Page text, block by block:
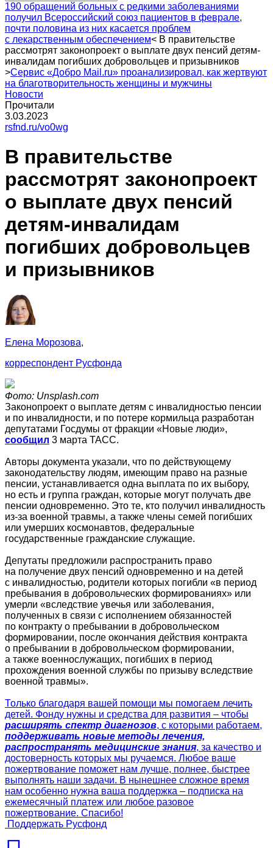
190 обращений больных с редкими заболеваниями
получил Всероссийский союз пациентов в феврале,
почти половина из них касается проблем
с лекарственным обеспечением< В правительстве
рассмотрят законопроект о выплате двух пенсий детям-
инвалидам погибших добровольцев и призывников
>Сервис «Добро Mail.ru» проанализировал, как жертвуют
на благотворительность женщины и мужчины
Новости
Прочитали
3.03.2023
rsfnd.ru/vo0wg
В правительстве
рассмотрят законопроект
о выплате двух пенсий
детям-инвалидам
погибших добровольцев
и призывников
Елена Морозова,
корреспондент Русфонда
Фото: Unsplash.com
Законопроект о выплате детям с инвалидностью пенсии
и по инвалидности, и по потере кормильца разработан
депутатами Госдумы от фракции «Новые люди»,
сообщил 3 марта ТАСС.
Авторы документа указали, что по действующему
законодательству людям, имеющим право на разные
пенсии, устанавливается одна выплата по их выбору,
но есть и группа граждан, которые могут получать две
пенсии одновременно. Это те, кто получил инвалидность
из-за военной травмы, а также члены семей погибших
или умерших космонавтов, федеральные
государственные гражданские служащие.
Депутаты предложили распространить право
на получение двух пенсий одновременно и на детей
с инвалидностью, родители которых погибли «в период
пребывания в добровольческих формированиях» или
умерли «вследствие увечья или заболевания,
полученных в связи с исполнением обязанностей
по контракту о пребывании в добровольческом
формировании, после окончания действия контракта
о пребывании в добровольческом формировании,
а также военнослужащих, погибших в период
прохождения военной службы по призыву вследствие
военной травмы».
Только благодаря вашей помощи мы помогаем лечить
детей. Фонду нужны и средства для развития – чтобы
расширять спектр диагнозов, с которыми работаем,
поддерживать новые методы лечения,
распространять медицинские знания, за качество и
достоверность которых мы ручаемся. Любое ваше
пожертвование поможет нам лучше, полнее, быстрее
выполнять наши задачи. В нынешнее сложное время
нам особенно нужна ваша поддержка – подписка на
ежемесячный платеж или любое разовое
пожертвование. Спасибо!
Поддержать Русфонд